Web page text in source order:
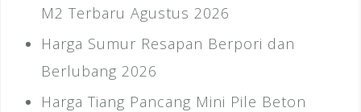
M2 Terbaru Agustus 2026
Harga Sumur Resapan Berpori dan
Berlubang 2026
Harga Tiang Pancang Mini Pile Beton